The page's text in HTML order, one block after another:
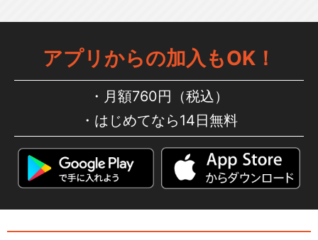
アプリからの加入もOK！
月額760円（税込）
はじめてなら14日無料